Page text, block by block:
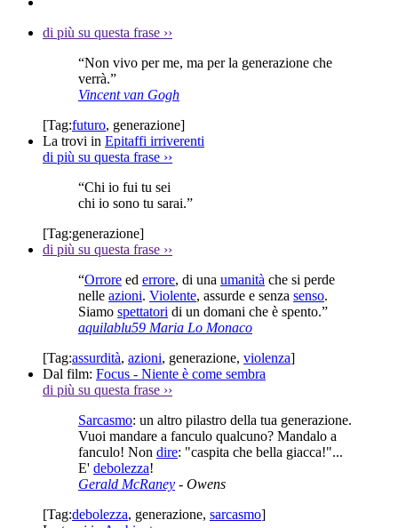
di più su questa frase ››
“Non vivo per me, ma per la generazione che
verrà.”
Vincent van Gogh
[Tag:futuro, generazione]
La trovi in Epitaffi irriverenti
di più su questa frase ››
“Chi io fui tu sei
chi io sono tu sarai.”
[Tag:generazione]
di più su questa frase ››
“Orrore ed errore, di una umanità che si perde
nelle azioni. Violente, assurde e senza senso.
Siamo spettatori di un domani che è spento.”
aquilablu59 Maria Lo Monaco
[Tag:assurdità, azioni, generazione, violenza]
Dal film: Focus - Niente è come sembra
di più su questa frase ››
Sarcasmo: un altro pilastro della tua generazione.
Vuoi mandare a fanculo qualcuno? Mandalo a
fanculo! Non dire: "caspita che bella giacca!"...
E' debolezza!
Gerald McRaney - Owens
[Tag:debolezza, generazione, sarcasmo]